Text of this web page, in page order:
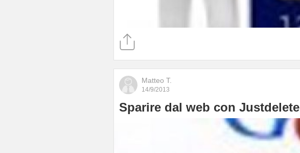
Matteo T.
14/9/2013
Sparire dal web con Justdelete